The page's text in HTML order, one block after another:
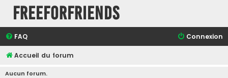
FreeForFriends
FAQ Connexion
Accueil du forum
Aucun forum.